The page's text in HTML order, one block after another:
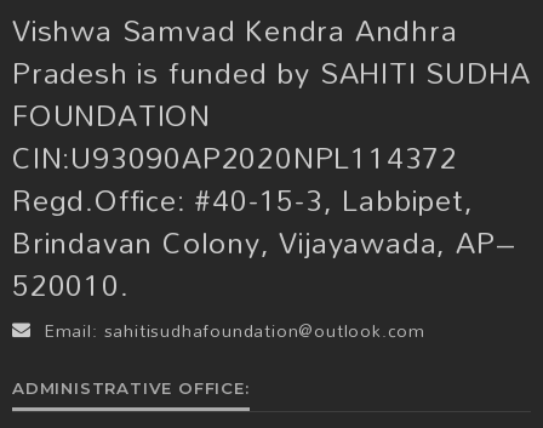
Vishwa Samvad Kendra Andhra
Pradesh is funded by SAHITI SUDHA
FOUNDATION
CIN:U93090AP2020NPL114372
Regd.Office: #40-15-3, Labbipet,
Brindavan Colony, Vijayawada, AP–
520010.
Email: sahitisudhafoundation@outlook.com
ADMINISTRATIVE OFFICE: